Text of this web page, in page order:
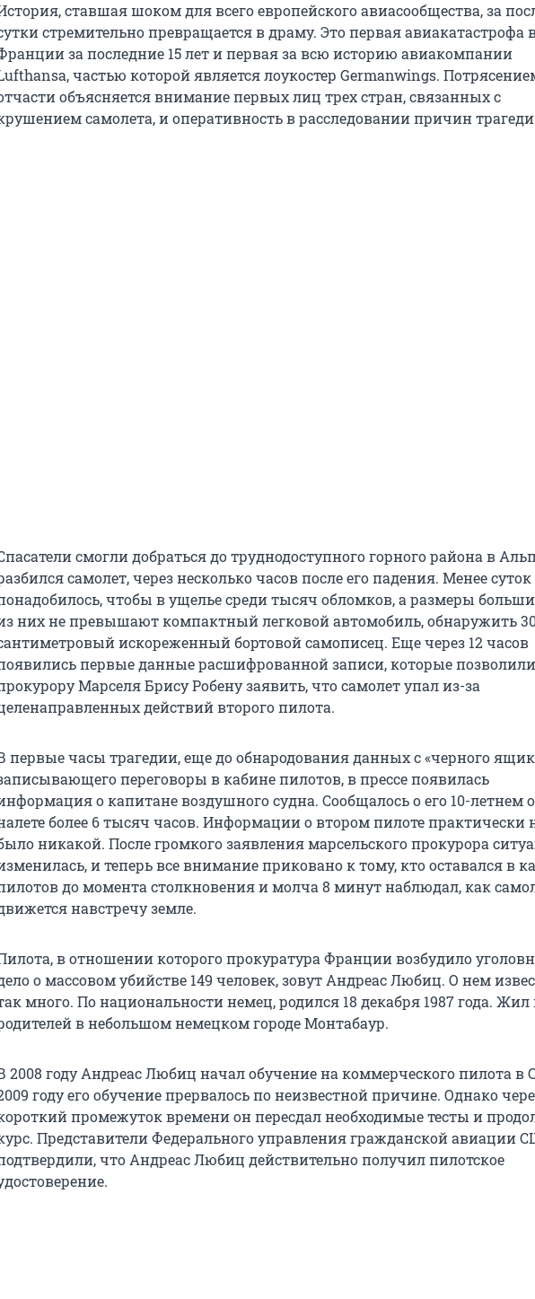
ставшая шоком для всего европейского авиасообщества, за
стремительно превращается в драму. Это первая авиакатастрофа
за последние 15 лет и первая за всю историю авиакомпании
частью которой является лоукостер Germanwings.
объясняется внимание первых лиц трех стран, связанных с
самолета, и оперативность в расследовании причин
смогли добраться до труднодоступного горного района в
самолет, через несколько часов после его падения. Менее
чтобы в ущелье среди тысяч обломков, а размеры
них не превышают компактный легковой автомобиль, обнаружить
искореженный бортовой самописец. Еще через 12 часов
первые данные расшифрованной записи, которые позволили
Марселя Брису Робену заявить, что самолет упал из-за
действий второго пилота.
первые часы трагедии, еще до обнародования данных с «черного
переговоры в кабине пилотов, в прессе появилась
о капитане воздушного судна. Сообщалось о его 10-летнем
более 6 тысяч часов. Информации о втором пилоте практически
никакой. После громкого заявления марсельского прокурора
и теперь все внимание приковано к тому, кто оставался в
до момента столкновения и молча 8 минут наблюдал, как
навстречу земле.
в отношении которого прокуратура Франции возбудило
о массовом убийстве 149 человек, зовут Андреас Любиц. О нем
много. По национальности немец, родился 18 декабря 1987 года. Жил
в небольшом немецком городе Монтабаур.
2008 году Андреас Любиц начал обучение на коммерческого пилота в
году его обучение прервалось по неизвестной причине. Однако
промежуток времени он пересдал необходимые тесты и
Представители Федерального управления гражданской авиации
что Андреас Любиц действительно получил пилотское